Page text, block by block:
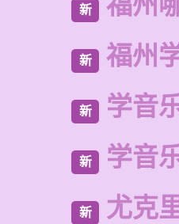
新
新 福州
新 学音
新 学音
新 尤克